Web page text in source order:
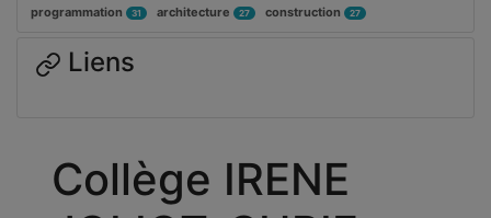
Collège IRENE
programmation 31 architecture 27 construction 27
Liens